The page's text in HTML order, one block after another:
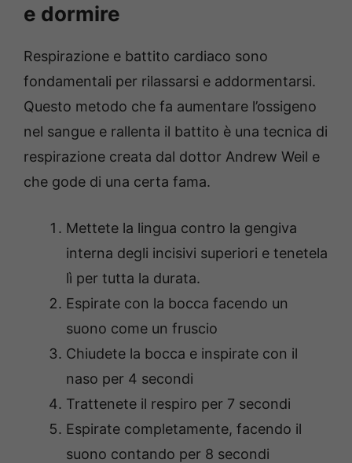
e dormire
Respirazione e battito cardiaco sono
fondamentali per rilassarsi e addormentarsi.
Questo metodo che fa aumentare l’ossigeno
nel sangue e rallenta il battito è una tecnica di
respirazione creata dal dottor Andrew Weil e
che gode di una certa fama.
Mettete la lingua contro la gengiva
interna degli incisivi superiori e tenetela
lì per tutta la durata.
Espirate con la bocca facendo un
suono come un fruscio
Chiudete la bocca e inspirate con il
naso per 4 secondi
Trattenete il respiro per 7 secondi
Espirate completamente, facendo il
suono contando per 8 secondi